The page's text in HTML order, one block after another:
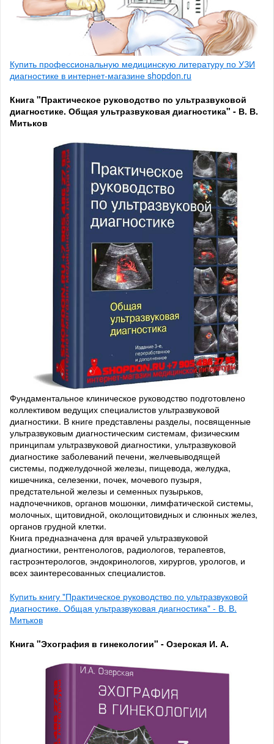
Купить профессиональную медицинскую литературу по УЗИ
диагностике в интернет-магазине shopdon.ru
Книга "Практическое руководство по ультразвуковой
диагностике. Общая ультразвуковая диагностика" - В. В.
Митьков
Фундаментальное клиническое руководство подготовлено
коллективом ведущих специалистов ультразвуковой
диагностики. В книге представлены разделы, посвященные
ультразвуковым диагностическим системам, физическим
принципам ультразвуковой диагностики, ультразвуковой
диагностике заболеваний печени, желчевыводящей
системы, поджелудочной железы, пищевода, желудка,
кишечника, селезенки, почек, мочевого пузыря,
предстательной железы и семенных пузырьков,
надпочечников, органов мошонки, лимфатической системы,
молочных, щитовидной, околощитовидных и слюнных желез,
органов грудной клетки.
Книга предназначена для врачей ультразвуковой
диагностики, рентгенологов, радиологов, терапевтов,
гастроэнтерологов, эндокринологов, хирургов, урологов, и
всех заинтересованных специалистов.
Купить книгу "Практическое руководство по ультразвуковой
диагностике. Общая ультразвуковая диагностика" - В. В.
Митьков
Книга "Эхография в гинекологии" - Озерская И. А.